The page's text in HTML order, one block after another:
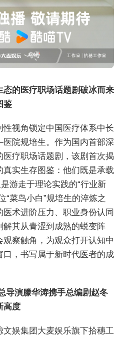
态的医疗职场话题剧破冰而来
鉴
性视角锁定中国医疗体系中长
院规培生。作为国内首部深
医疗职场话题剧，该剧首次揭
实生存图鉴：他们既是承载
游走于理论实践的“行业新
“菜鸟小白”规培生的淬炼之
术进阶压力、职业身份认同
解其从青涩到成熟的蜕变阵
察触角，为观众打开认知中
口，书写属于新时代医者的成
导演滕华涛携手总编剧赵冬
高度
文娱集团大麦娱乐旗下拾穗工